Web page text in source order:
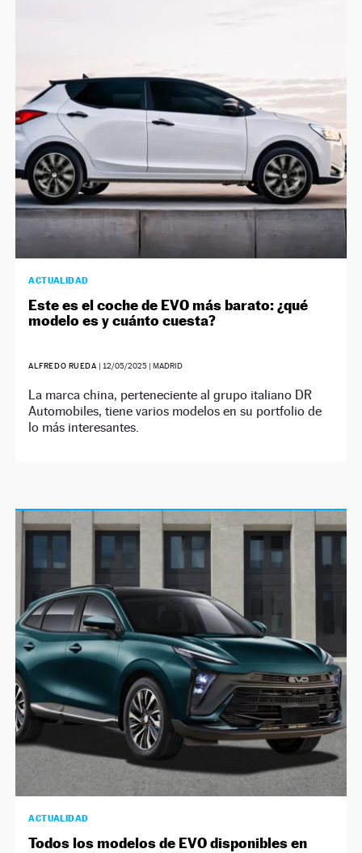
ACTUALIDAD
Este es el coche de EVO más barato: ¿qué
modelo es y cuánto cuesta?
ALFREDO RUEDA | 12/05/2025 | MADRID
La marca china, perteneciente al grupo italiano DR
Automobiles, tiene varios modelos en su portfolio de
lo más interesantes.
ACTUALIDAD
Todos los modelos de EVO disponibles en